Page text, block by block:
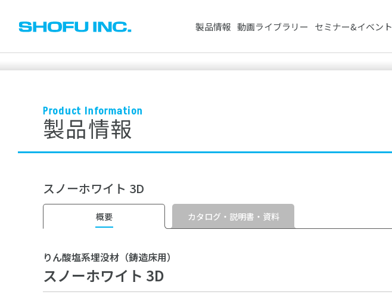
製品情報
セメント・プライマー・仮封材
ワックス
ホワイトニング
矯正製品
動画ライブラリー セミナー&イベント
※スペースで区切って複数検索が可能です。
検索対象： すべて 製品情報 動画ライブラリー
よく検索されているワード
Product Information
製品情報
スノーホワイト 3D
概要 カタログ・説明書・資料
りん酸塩系埋没材（鋳造床用）
スノーホワイト 3D